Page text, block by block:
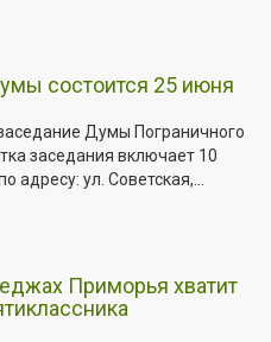
состоится 25 июня
Думы Пограничного
заседания включает 10
адресу: ул. Советская,...
Приморья хватит